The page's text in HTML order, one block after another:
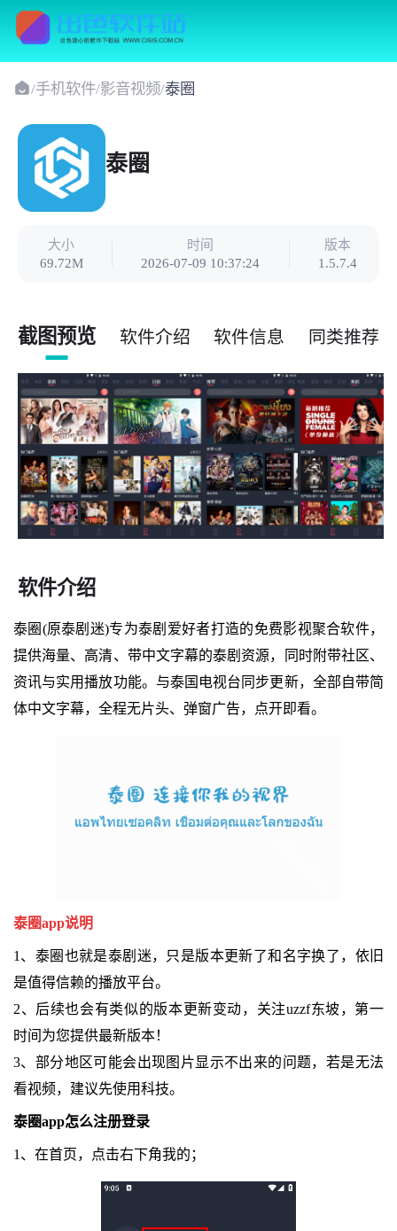
/手机软件/影音视频/泰圈
泰圈
大小
69.72M
时间
2026-07-09 10:37:24
版本
1.5.7.4
截图预览 软件介绍 软件信息 同类推荐
软件介绍
泰圈(原泰剧迷)专为泰剧爱好者打造的免费影视聚合软件，
提供海量、高清、带中文字幕的泰剧资源，同时附带社区、
资讯与实用播放功能。与泰国电视台同步更新，全部自带简
体中文字幕，全程无片头、弹窗广告，点开即看。
泰圈app说明
1、泰圈也就是泰剧迷，只是版本更新了和名字换了，依旧
是值得信赖的播放平台。
2、后续也会有类似的版本更新变动，关注uzzf东坡，第一
时间为您提供最新版本！
3、部分地区可能会出现图片显示不出来的问题，若是无法
看视频，建议先使用科技。
泰圈app怎么注册登录
1、在首页，点击右下角我的；